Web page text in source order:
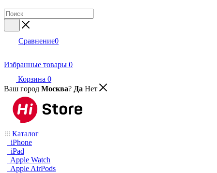
Сравнение0
Избранные товары 0
Корзина 0
Ваш город Москва? Да Нет
Каталог
iPhone
iPad
Apple Watch
Apple AirPods